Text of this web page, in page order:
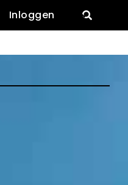
Inloggen 